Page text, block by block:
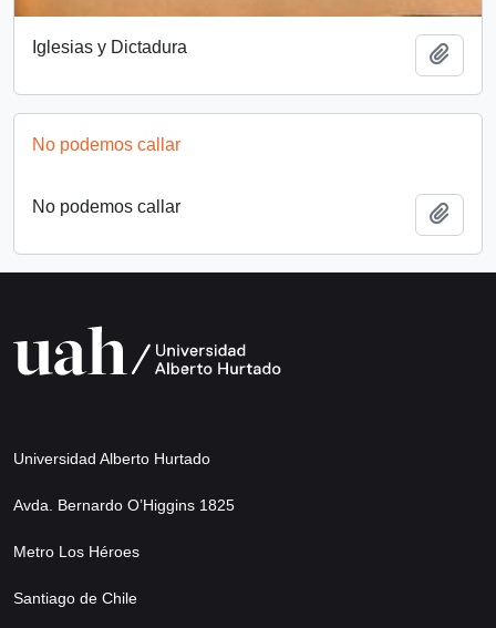
Iglesias y Dictadura
No podemos callar
No podemos callar
Universidad Alberto Hurtado
Avda. Bernardo O’Higgins 1825
Metro Los Héroes
Santiago de Chile